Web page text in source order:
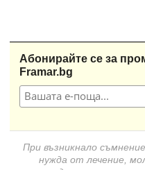
Абонирайте се за
Framar.bg
При възникнало
нужда от лечение,